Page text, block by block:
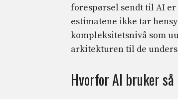
forespørsel sendt til AI
estimatene ikke tar
kompleksitetsnivå som
arkitekturen til de
Hvorfor AI bruker så